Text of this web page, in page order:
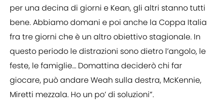
per una decina di giorni e Kean, gli altri stanno tutti
bene. Abbiamo domani e poi anche la Coppa Italia
fra tre giorni che è un altro obiettivo stagionale. In
questo periodo le distrazioni sono dietro l’angolo, le
feste, le famiglie… Domattina deciderò chi far
giocare, può andare Weah sulla destra, McKennie,
Miretti mezzala. Ho un po’ di soluzioni”.